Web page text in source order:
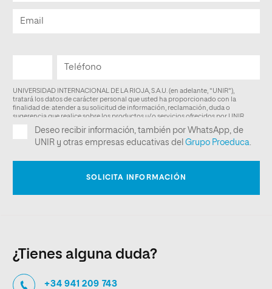
¿Tienes alguna duda?
+34 941 209 743